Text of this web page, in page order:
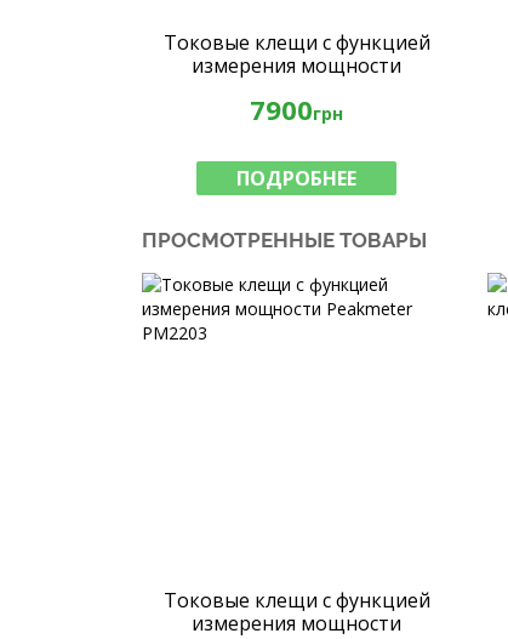
Токовые клещи с функцией
измерения мощности
7900грн
ПОДРОБНЕЕ
ПРОСМОТРЕННЫЕ ТОВАРЫ
Токовые клещи с функцией
измерения мощности